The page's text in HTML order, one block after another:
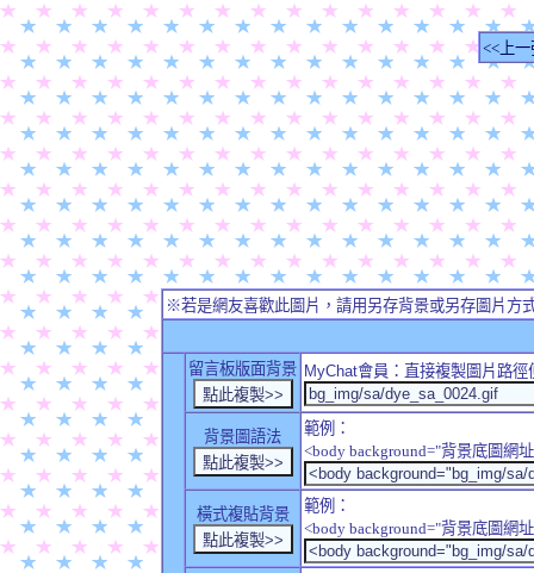
<<上一
※若是網友喜歡此圖片，請用另存背景或另存圖片方
留言板版面背景 MyChat會員：直接複製圖片路
背景圖語法
範例：
<body background="背景底圖網
橫式複貼背景
範例：
<body background="背景底圖網